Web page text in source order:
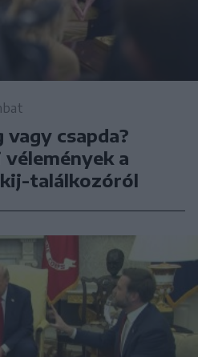
csapda?
a
találkozóról